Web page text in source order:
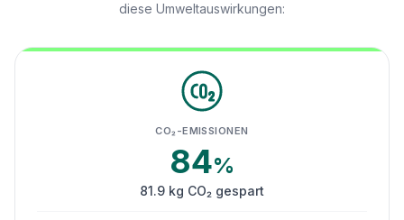
diese Umweltauswirkungen:
CO₂-EMISSIONEN
84%
81.9 kg CO₂ gespart